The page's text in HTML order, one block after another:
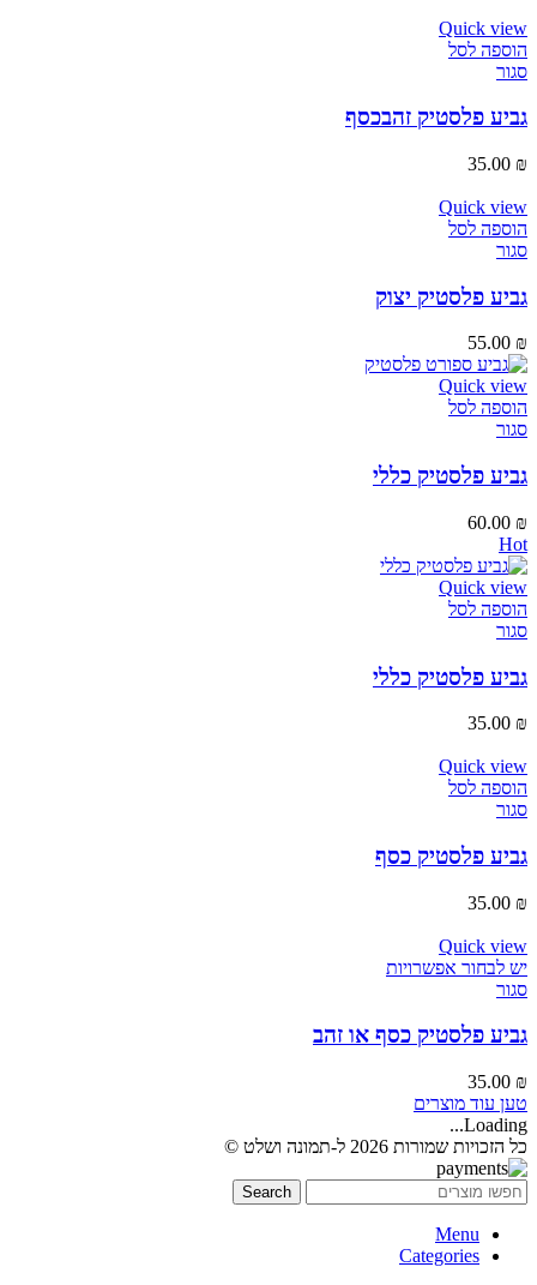
Quick view
הוספה לסל
סגור
גביע פלסטיק זהבכסף
35.00 ₪
Quick view
הוספה לסל
סגור
גביע פלסטיק יצוק
55.00 ₪
Quick view
הוספה לסל
סגור
גביע פלסטיק כללי
60.00 ₪
Hot
Quick view
הוספה לסל
סגור
גביע פלסטיק כללי
35.00 ₪
Quick view
הוספה לסל
סגור
גביע פלסטיק כסף
35.00 ₪
Quick view
יש לבחור אפשרויות
סגור
גביע פלסטיק כסף או זהב
35.00 ₪
טען עוד מוצרים
Loading...
כל הזכויות שמורות 2026 ל-תמונה ושלט ©
Search
Menu
Categories